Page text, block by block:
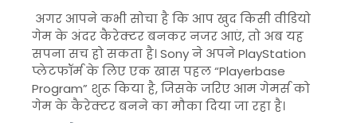
अगर आपने कभी सोचा है कि आप खुद किसी वीडियो
गेम के अंदर कैरेक्टर बनकर नजर आएं, तो अब यह
सपना सच हो सकता है।Sonyने अपनेPlayStation
प्लेटफॉर्म के लिए एक खास पहल “Playerbase
Program” शुरू किया है, जिसके जरिए आम गेमर्स को
गेम के कैरेक्टर बनने का मौका दिया जा रहा है।